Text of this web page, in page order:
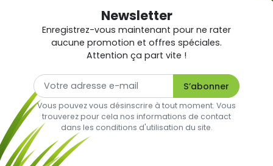
Newsletter
Enregistrez-vous maintenant pour ne rater
aucune promotion et offres spéciales.
Attention ça part vite !
Vous pouvez vous désinscrire à tout moment. Vous
trouverez pour cela nos informations de contact
dans les conditions d'utilisation du site.